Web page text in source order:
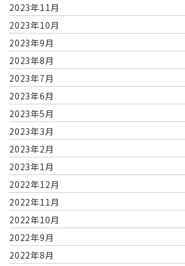
2023年11月
2023年10月
2023年9月
2023年8月
2023年7月
2023年6月
2023年5月
2023年3月
2023年2月
2023年1月
2022年12月
2022年11月
2022年10月
2022年9月
2022年8月